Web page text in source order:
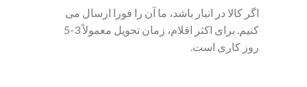
اگر کالا در انبار باشد، ما آن را فورا ارسال می
کنیم. برای اکثر اقلام، زمان تحویل معمولاً 3-5
روز کاری است.